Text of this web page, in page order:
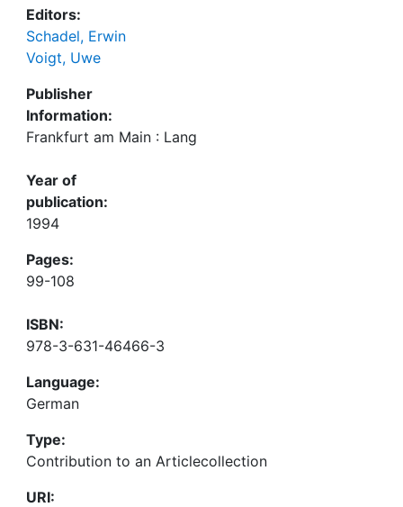
Editors:
Schadel, Erwin
Voigt, Uwe
Publisher
Information:
Frankfurt am Main : Lang
Year of
publication:
1994
Pages:
99-108
ISBN:
978-3-631-46466-3
Language:
German
Type:
Contribution to an Articlecollection
URI: